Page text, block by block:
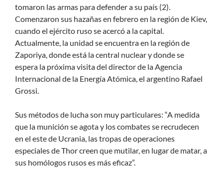
tomaron las armas para defender a su país (2).
Comenzaron sus hazañas en febrero en la región de Kiev,
cuando el ejército ruso se acercó a la capital.
Actualmente, la unidad se encuentra en la región de
Zaporiya, donde está la central nuclear y donde se
espera la próxima visita del director de la Agencia
Internacional de la Energía Atómica, el argentino Rafael
Grossi.
Sus métodos de lucha son muy particulares: “A medida
que la munición se agota y los combates se recrudecen
en el este de Ucrania, las tropas de operaciones
especiales de Thor creen que mutilar, en lugar de matar, a
sus homólogos rusos es más eficaz”.